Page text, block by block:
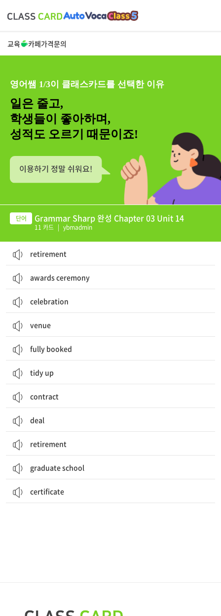
교육 카페가격문의
영어쌤 1/3이 클래스카드를 선택한 이유
일은 줄고,
학생들이 좋아하며,
성적도 오르기 때문이죠!
Grammar Sharp 완성 Chapter 03 Unit 14
11 카드 | ybmadmin
retirement
awards ceremony
celebration
venue
fully booked
tidy up
contract
deal
retirement
graduate school
certificate